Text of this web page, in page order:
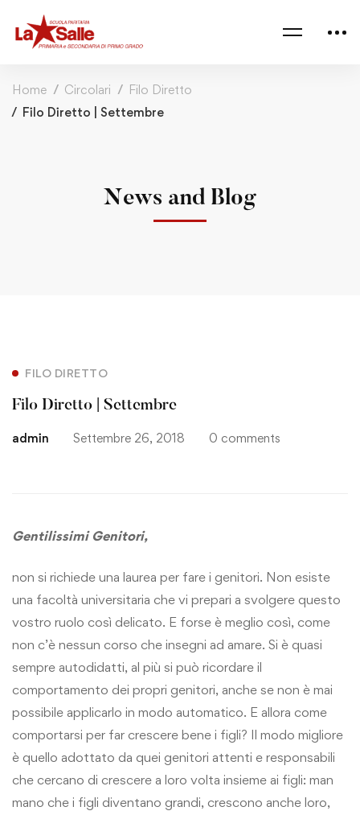
Home Circolari
Filo Diretto
Filo Diretto | Settembre
News and Blog
FILO DIRETTO
Filo Diretto | Settembre
admin Settembre 26, 2018 0 comments
Gentilissimi Genitori,
non si richiede una laurea per fare i genitori. Non esiste
una facoltà universitaria che vi prepari a svolgere questo
vostro ruolo così delicato. E forse è meglio così, come
non c’è nessun corso che insegni ad amare. Si è quasi
sempre autodidatti, al più si può ricordare il
comportamento dei propri genitori, anche se non è mai
possibile applicarlo in modo automatico. E allora come
comportarsi per far crescere bene i figli? Il modo migliore
è quello adottato da quei genitori attenti e responsabili
che cercano di crescere a loro volta insieme ai figli: man
mano che i figli diventano grandi, crescono anche loro,